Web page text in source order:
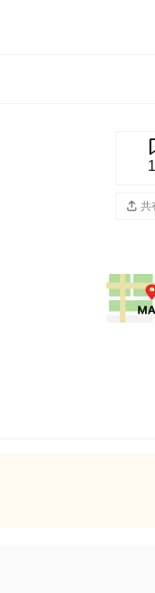
共